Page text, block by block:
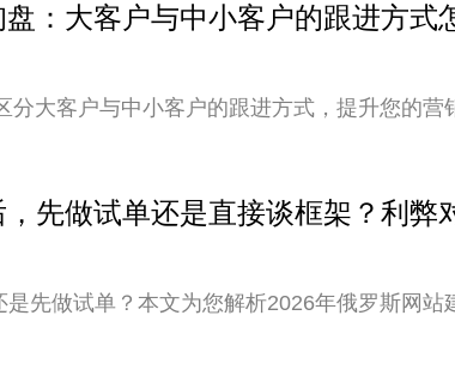
：大客户与中小客户的跟进方式
分大客户与中小客户的跟进方式，提升您的营
先做试单还是直接谈框架？利弊
先做试单？本文为您解析2026年俄罗斯网站